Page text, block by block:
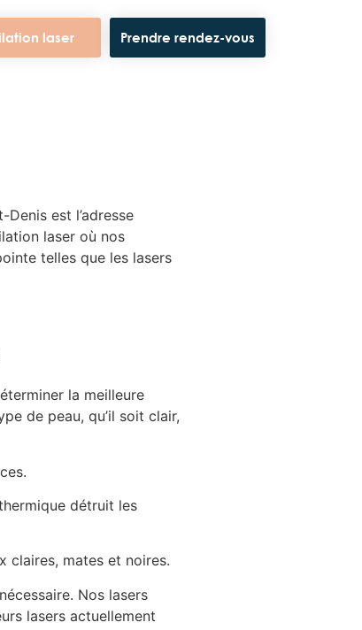
laser Prendre rendez-vous
est l’adresse
laser où nos
telles que les lasers
la meilleure
de peau, qu’il soit clair,
détruit les
claires, mates et noires.
Nos lasers
lasers actuellement